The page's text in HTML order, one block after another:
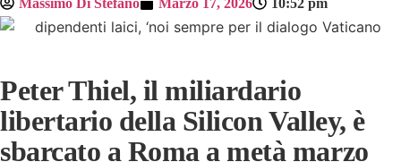
Peter Thiel, il miliardario
libertario della Silicon Valley, è
sbarcato a Roma a metà marzo